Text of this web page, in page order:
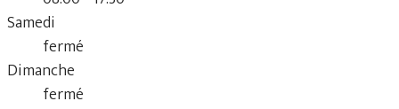
Samedi
fermé
Dimanche
fermé